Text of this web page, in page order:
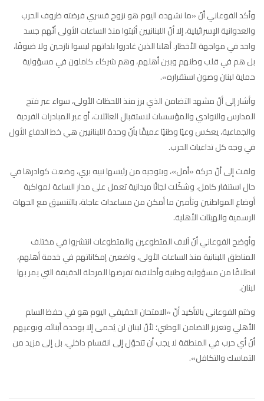
وأكد الفوعاني أنّ «ما نشهده اليوم هو نزوح قسري فرضته ظروف الحرب
والعدوانية الإسرائيلية، إلا أنّ اللبنانيين أثبتوا منذ الساعات الأولى أنّهم جسد
واحد في مواجهة الأخطار. أهلنا الذين غادروا بلداتهم ليسوا نازحين ولا ضيوفًا،
بل هم في قلب وطنهم وبين أهلهم، وهم شركاء كاملون في مسؤولية
حماية لبنان وصون استقراره».
وأشار إلى أنّ مشهد التضامن الذي برز منذ اللحظات الأولى، سواء عبر فتح
المدارس والنوادي والمؤسسات لاستقبال العائلات، أو عبر المبادرات الفردية
والجماعية، يعكس وعيًا وطنيًا عميقًا بأنّ وحدة اللبنانيين هي خط الدفاع الأول
في وجه كل تداعيات الحرب.
ولفت إلى أنّ حركة «أمل»، وبتوجيه من رئيسها نبيه بري، وضعت كوادرها في
حال استنفار كامل، وشكّلت لجانًا ميدانية تعمل على مدار الساعة لمواكبة
أوضاع المواطنين وتأمين ما أمكن من مساعدات عاجلة، بالتنسيق مع الجهات
الرسمية والهيئات الأهلية.
وأوضح الفوعاني أنّ آلاف المتطوعين والمتطوعات انتشروا في مختلف
المناطق اللبنانية منذ الساعات الأولى، واضعين إمكاناتهم في خدمة أهلهم،
انطلاقًا من مسؤولية وطنية وأخلاقية تفرضها المرحلة الدقيقة التي يمر بها
لبنان.
وختم الفوعاني بالتأكيد أنّ «الامتحان الحقيقي اليوم هو في حفظ السلم
الأهلي وتعزيز التضامن الوطني؛ لأنّ لبنان لن يُحمى إلا بوحدة أبنائه، وبوعيهم
أنّ أي حرب في المنطقة لا يجب أن تتحوّل إلى انقسام داخلي، بل إلى مزيد من
التماسك والتكافل».